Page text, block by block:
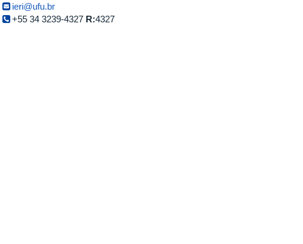
ieri@ufu.br
+55 34 3239-4327 R:4327